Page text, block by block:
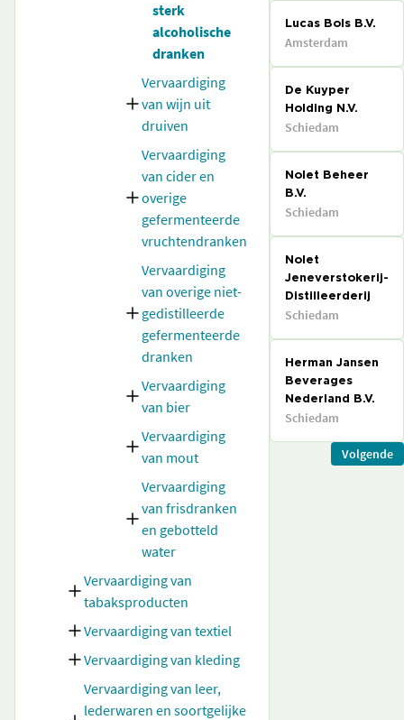
sterk
alcoholische
dranken
Vervaardiging
van wijn uit
druiven
Vervaardiging
van cider en
overige
gefermenteerde
vruchtendranken
Vervaardiging
van overige niet-
gedistilleerde
gefermenteerde
dranken
Vervaardiging
van bier
Vervaardiging
van mout
Vervaardiging
van frisdranken
en gebotteld
water
Vervaardiging van
tabaksproducten
Vervaardiging van textiel
Vervaardiging van kleding
Vervaardiging van leer,
lederwaren en soortgelijke
Lucas Bols B.V.
Amsterdam
De Kuyper
Holding N.V.
Schiedam
Nolet Beheer
B.V.
Schiedam
Nolet
Jeneverstokerij-
Distilleerderij
Schiedam
Herman Jansen
Beverages
Nederland B.V.
Schiedam
Volgende